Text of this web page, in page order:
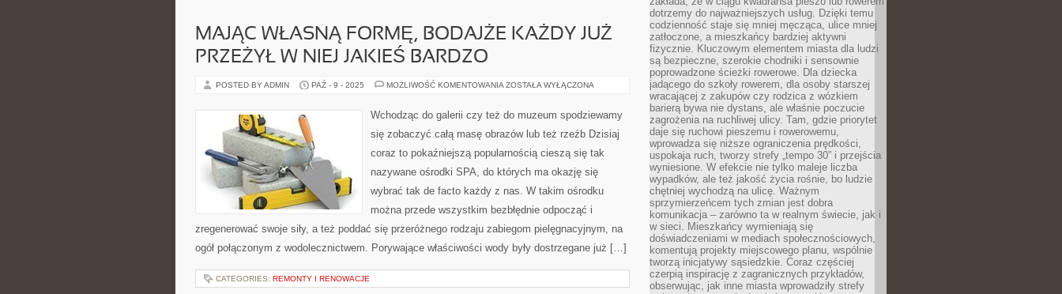
MAJĄC WŁASNĄ FORMĘ, BODAJŻE KAŻDY JUŻ
PRZEŻYŁ W NIEJ JAKIEŚ BARDZO
POSTED BY ADMIN PAŹ - 9 - 2025 MOŻLIWOŚĆ KOMENTOWANIA MAJĄC
BODAJŻE
KAŻDY
PRZEŻYŁ
NIEJ
BARDZO
ZOSTAŁA WYŁĄCZONA
Wchodząc do galerii czy też do muzeum spodziewamy
się zobaczyć całą masę obrazów lub też rzeźb Dzisiaj
coraz to pokaźniejszą popularnością cieszą się tak
nazywane ośrodki SPA, do których ma okazję się
wybrać tak de facto każdy z nas. W takim ośrodku
można przede wszystkim bezbłędnie odpocząć i
zregenerować swoje siły, a też poddać się przeróżnego rodzaju zabiegom pielęgnacyjnym, na
ogół połączonym z wodolecznictwem. Porywające właściwości wody były dostrzegane już […]
CATEGORIES: REMONTY I RENOWACJE
dotrzemy do najważniejszych usług. Dzięki temu
codzienność staje się mniej męcząca, ulice mniej
zatłoczone, a mieszkańcy bardziej aktywni
fizycznie. Kluczowym elementem miasta dla ludzi
są bezpieczne, szerokie chodniki i sensownie
poprowadzone ścieżki rowerowe. Dla dziecka
jadącego do szkoły rowerem, dla osoby starszej
wracającej z zakupów czy rodzica z wózkiem
barierą bywa nie dystans, ale właśnie poczucie
zagrożenia na ruchliwej ulicy. Tam, gdzie priorytet
daje się ruchowi pieszemu i rowerowemu,
wprowadza się niższe ograniczenia prędkości,
uspokaja ruch, tworzy strefy „tempo 30” i przejścia
wyniesione. W efekcie nie tylko maleje liczba
wypadków, ale też jakość życia rośnie, bo ludzie
chętniej wychodzą na ulicę. Ważnym
sprzymierzeńcem tych zmian jest dobra
komunikacja – zarówno ta w realnym świecie, jak i
w sieci. Mieszkańcy wymieniają się
doświadczeniami w mediach społecznościowych,
komentują projekty miejscowego planu, wspólnie
tworzą inicjatywy sąsiedzkie. Coraz częściej
czerpią inspirację z zagranicznych przykładów,
obserwując, jak inne miasta wprowadziły strefy